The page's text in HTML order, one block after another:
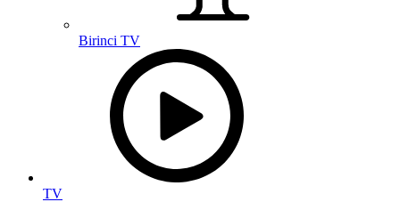
Birinci TV
TV